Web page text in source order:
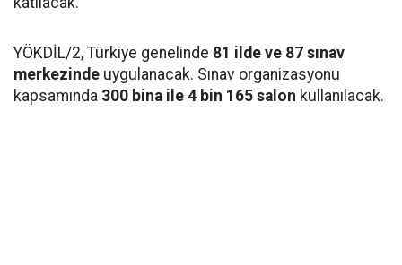
YÖKDİL/2, Türkiye genelinde 81 ilde ve 87 sınav
merkezinde uygulanacak. Sınav organizasyonu
kapsamında 300 bina ile 4 bin 165 salon kullanılacak.